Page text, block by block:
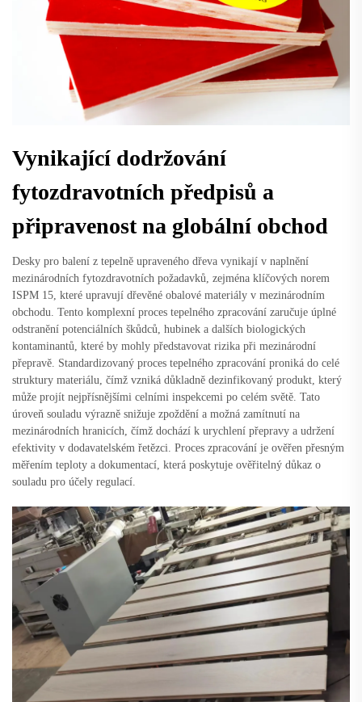
Vynikající dodržování
fytozdravotních předpisů a
připravenost na globální obchod
Desky pro balení z tepelně upraveného dřeva vynikají v naplnění
mezinárodních fytozdravotních požadavků, zejména klíčových norem
ISPM 15, které upravují dřevěné obalové materiály v mezinárodním
obchodu. Tento komplexní proces tepelného zpracování zaručuje úplné
odstranění potenciálních škůdců, hubinek a dalších biologických
kontaminantů, které by mohly představovat rizika při mezinárodní
přepravě. Standardizovaný proces tepelného zpracování proniká do celé
struktury materiálu, čímž vzniká důkladně dezinfikovaný produkt, který
může projít nejpřísnějšími celními inspekcemi po celém světě. Tato
úroveň souladu výrazně snižuje zpoždění a možná zamítnutí na
mezinárodních hranicích, čímž dochází k urychlení přepravy a udržení
efektivity v dodavatelském řetězci. Proces zpracování je ověřen přesným
měřením teploty a dokumentací, která poskytuje ověřitelný důkaz o
souladu pro účely regulací.